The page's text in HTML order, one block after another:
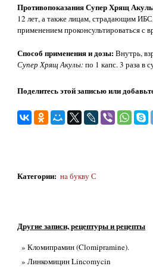
Противопоказания Супер Хрящ
12 лет, а также лицам, страдающим
применением проконсультироваться с
Способ применения и дозы:Внутрь,
Супер Хрящ Акулы:по 1 капс. 3 раза в
Поделитесь этой записью или
Категории: нa букву С
Другие записи, рецептуры и рецепты
» Кломипрамин (Clomipramine).
» Линкомицин Lincomycin